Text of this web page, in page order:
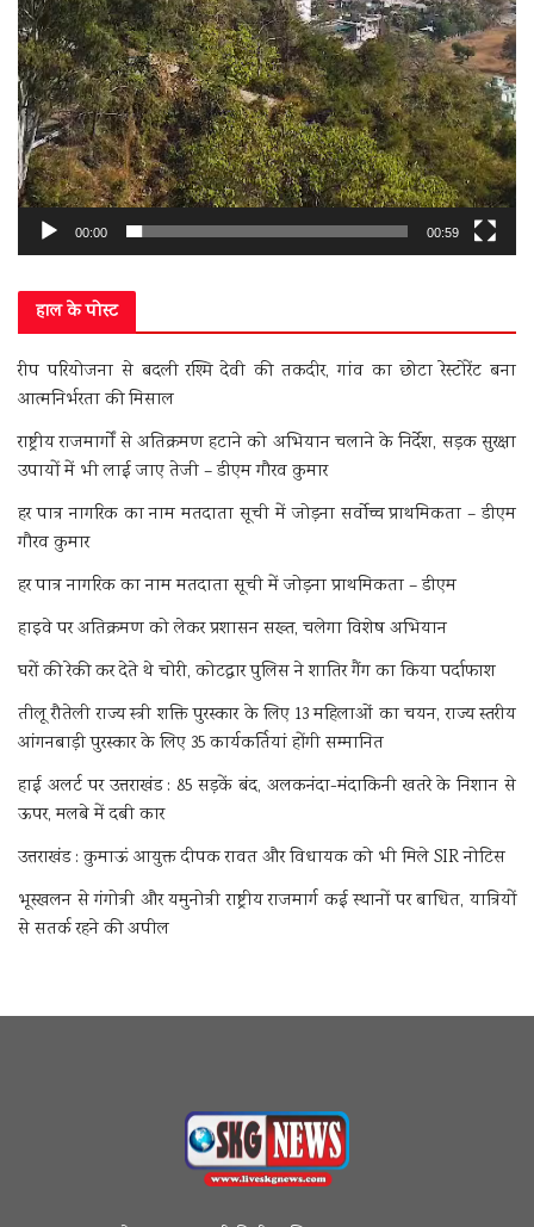
00:00 00:59
हाल के पोस्ट
रीप परियोजना से बदली रश्मि देवी की तकदीर, गांव का छोटा रेस्टोरेंट बना
आत्मनिर्भरता की मिसाल
राष्ट्रीय राजमार्गों से अतिक्रमण हटाने को अभियान चलाने के निर्देश, सड़क सुरक्षा
उपायों में भी लाई जाए तेजी – डीएम गौरव कुमार
हर पात्र नागरिक का नाम मतदाता सूची में जोड़ना सर्वोच्च प्राथमिकता – डीएम
गौरव कुमार
हर पात्र नागरिक का नाम मतदाता सूची में जोड़ना प्राथमिकता – डीएम
हाइवे पर अतिक्रमण को लेकर प्रशासन सख्त, चलेगा विशेष अभियान
घरों की रेकी कर देते थे चोरी, कोटद्वार पुलिस ने शातिर गैंग का किया पर्दाफाश
तीलू रौतेली राज्य स्त्री शक्ति पुरस्कार के लिए 13 महिलाओं का चयन, राज्य स्तरीय
आंगनबाड़ी पुरस्कार के लिए 35 कार्यकर्तियां होंगी सम्मानित
हाई अलर्ट पर उत्तराखंड : 85 सड़कें बंद, अलकनंदा-मंदाकिनी खतरे के निशान से
ऊपर, मलबे में दबी कार
उत्तराखंड : कुमाऊं आयुक्त दीपक रावत और विधायक को भी मिले SIR नोटिस
भूस्खलन से गंगोत्री और यमुनोत्री राष्ट्रीय राजमार्ग कई स्थानों पर बाधित, यात्रियों
से सतर्क रहने की अपील